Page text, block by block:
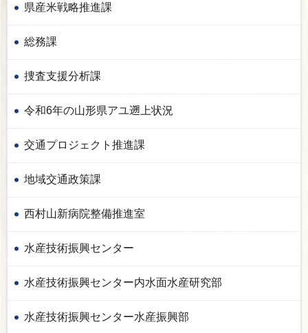
県産米戦略推進課
総務課
捜査支援分析課
令和6年の山形県アユ遡上状況
交通プロジェクト推進課
地域交通政策課
西村山新病院整備推進室
水産技術振興センター
水産技術振興センター内水面水産研究部
水産技術振興センター水産振興部